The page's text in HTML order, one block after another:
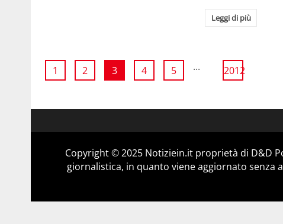
Leggi di più
1 2 3 4 5 ... 2012
Copyright © 2025 Notiziein.it proprietà di D&D
giornalistica, in quanto viene aggiornato